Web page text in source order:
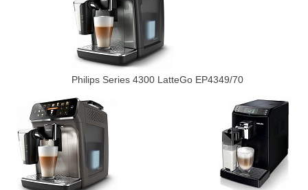
Philips Series 4300 LatteGo EP4349/70